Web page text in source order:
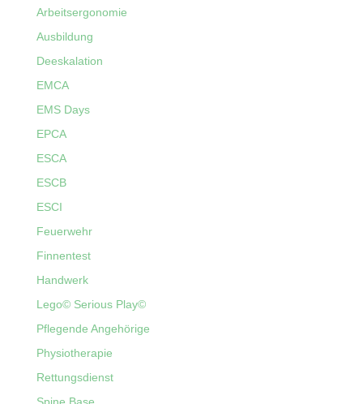
Arbeitsergonomie
Ausbildung
Deeskalation
EMCA
EMS Days
EPCA
ESCA
ESCB
ESCI
Feuerwehr
Finnentest
Handwerk
Lego© Serious Play©
Pflegende Angehörige
Physiotherapie
Rettungsdienst